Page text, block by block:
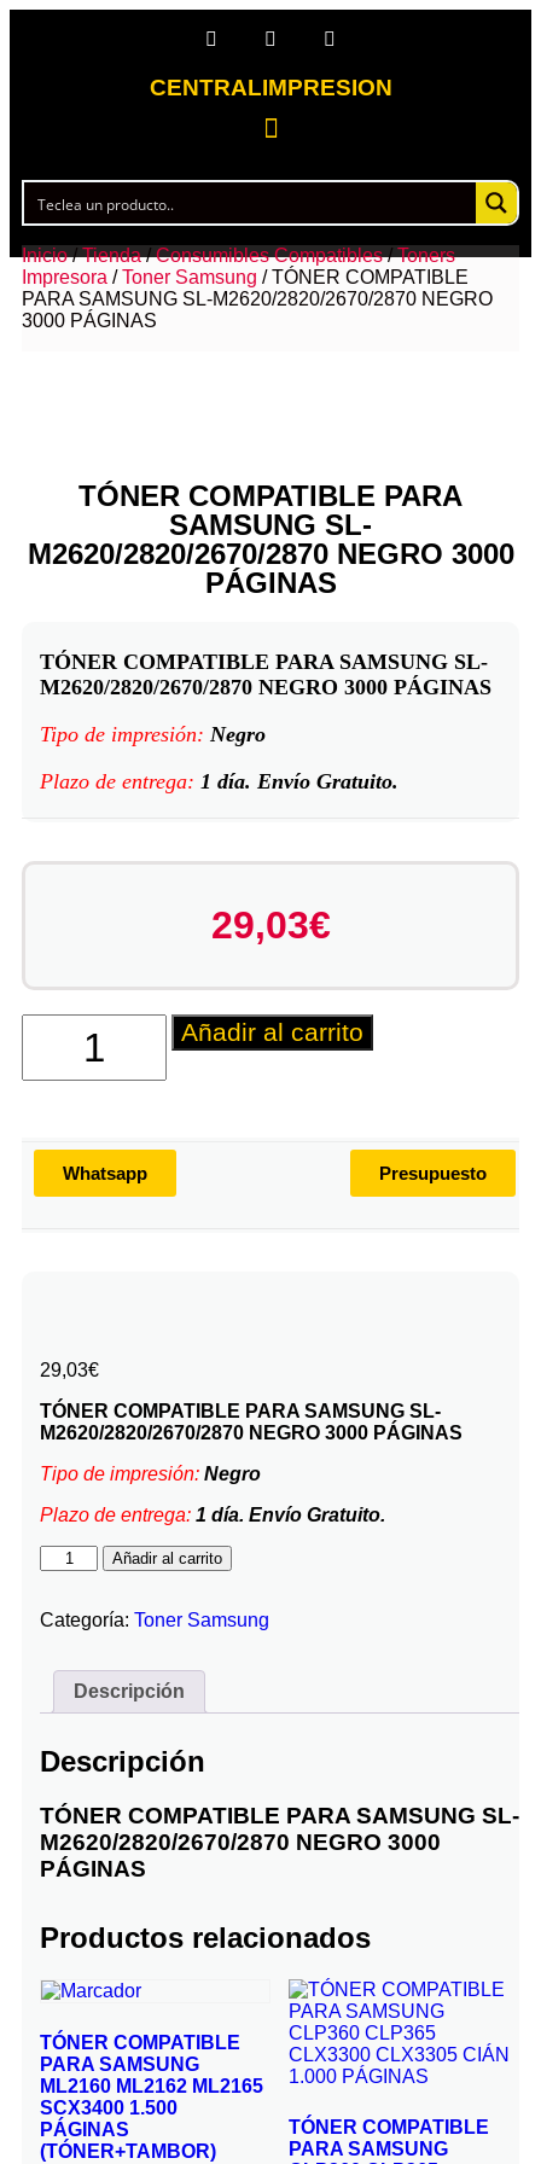
CENTRALIMPRESION
Inicio/Tienda/Consumibles Compatibles/Toners
Impresora /Toner Samsung / TÓNER COMPATIBLE
PARA SAMSUNG SL-M2620/2820/2670/2870 NEGRO
3000 PÁGINAS
TÓNER COMPATIBLE PARA
SAMSUNG SL-
M2620/2820/2670/2870 NEGRO 3000
PÁGINAS
TÓNER COMPATIBLE PARA SAMSUNG SL-
M2620/2820/2670/2870 NEGRO 3000 PÁGINAS
Tipo de impresión: Negro
Plazo de entrega: 1 día. Envío Gratuito.
29,03€
Añadir al carrito
Whatsapp Presupuesto
29,03€
TÓNER COMPATIBLE PARA SAMSUNG SL-
M2620/2820/2670/2870 NEGRO 3000 PÁGINAS
Tipo de impresión: Negro
Plazo de entrega: 1 día. Envío Gratuito.
Añadir al carrito
Categoría: Toner Samsung
Descripción
Descripción
TÓNER COMPATIBLE PARA SAMSUNG SL-
M2620/2820/2670/2870 NEGRO 3000
PÁGINAS
Productos relacionados
TÓNER COMPATIBLE
PARA SAMSUNG
ML2160 ML2162 ML2165
SCX3400 1.500
PÁGINAS
(TÓNER+TAMBOR)
TÓNER COMPATIBLE
PARA SAMSUNG